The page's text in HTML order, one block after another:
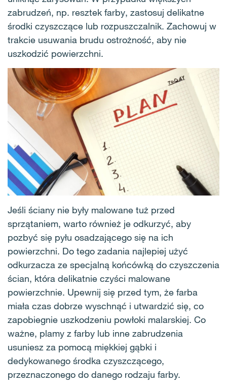
zabrudzeń, np. resztek farby, zastosuj delikatne
środki czyszczące lub rozpuszczalnik. Zachowuj w
trakcie usuwania brudu ostrożność, aby nie
uszkodzić powierzchni.
Jeśli ściany nie były malowane tuż przed
sprzątaniem, warto również je odkurzyć, aby
pozbyć się pyłu osadzającego się na ich
powierzchni. Do tego zadania najlepiej użyć
odkurzacza ze specjalną końcówką do czyszczenia
ścian, która delikatnie czyści malowane
powierzchnie. Upewnij się przed tym, że farba
miała czas dobrze wyschnąć i utwardzić się, co
zapobiegnie uszkodzeniu powłoki malarskiej. Co
ważne, plamy z farby lub inne zabrudzenia
usuniesz za pomocą miękkiej gąbki i
dedykowanego środka czyszczącego,
przeznaczonego do danego rodzaju farby.